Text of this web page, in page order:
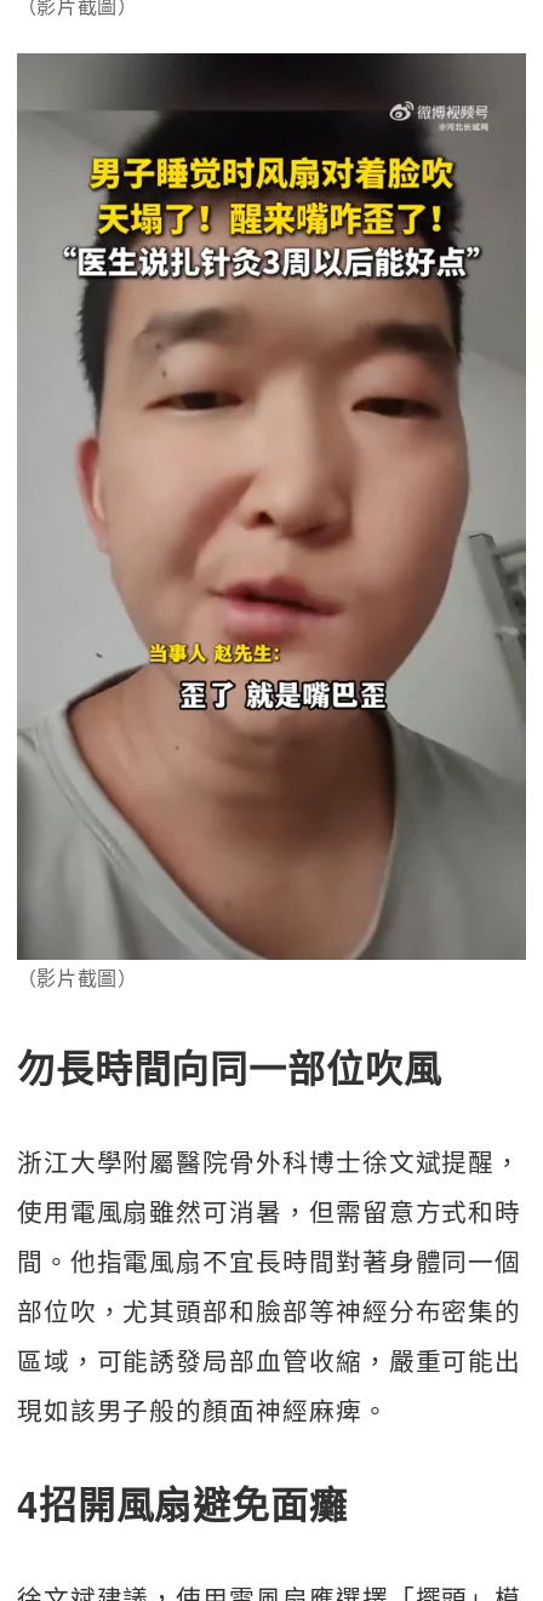
（影片截圖）
（影片截圖）
勿長時間向同一部位吹風
浙江大學附屬醫院骨外科博士徐文斌提醒，
使用電風扇雖然可消暑，但需留意方式和時
間。他指電風扇不宜長時間對著身體同一個
部位吹，尤其頭部和臉部等神經分布密集的
區域，可能誘發局部血管收縮，嚴重可能出
現如該男子般的顏面神經麻痺。
4招開風扇避免面癱